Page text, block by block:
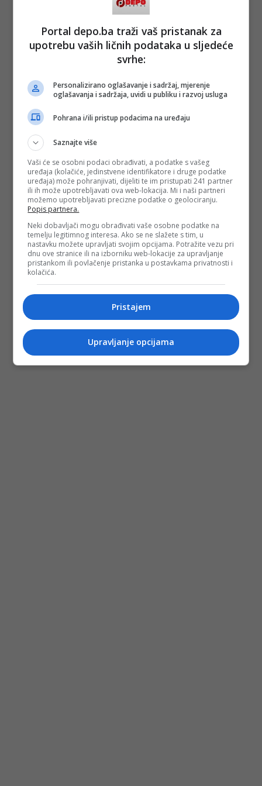
neighbors. We shouldn’t be fighting. We should be
lives.”pic.twitter.com/TpEmBGwcBJ
— Danny (@DjokovicFan_) April 1, 2026
PODIJELI NA
Depo.ba pratite putem društvenih mrežaTwitter
Portal depo.ba traži vaš pristanak za
upotrebu vaših ličnih podataka u sljedeće
svrhe:
Personalizirano oglašavanje i sadržaj, mjerenje
oglašavanja i sadržaja, uvidi u publiku i razvoj usluga
Pohrana i/ili pristup podacima na uređaju
Saznajte više
Vaši će se osobni podaci obrađivati, a podatke s vašeg
uređaja (kolačiće, jedinstvene identifikatore i druge podatke
uređaja) može pohranjivati, dijeliti te im pristupati 241 partner
ili ih može upotrebljavati ova web-lokacija. Mi i naši partneri
možemo upotrebljavati precizne podatke o geolociranju.
Popis partnera.
Neki dobavljači mogu obrađivati vaše osobne podatke na
temelju legitimnog interesa. Ako se ne slažete s tim, u
nastavku možete upravljati svojim opcijama. Potražite vezu pri
dnu ove stranice ili na izborniku web-lokacije za upravljanje
pristankom ili povlačenje pristanka u postavkama privatnosti i
kolačića.
Pristajem
Upravljanje opcijama